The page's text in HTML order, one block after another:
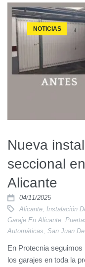
NOTICIAS
Nueva
seccional
Alicante
04/11/2025
Alicante Instalación
Garaje En Alicante,
Automáticas, San Juan
En Protecnia
los garajes en toda la